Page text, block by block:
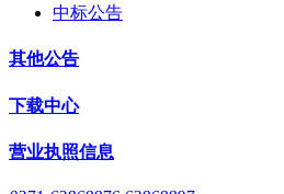
中标公告
其他公告
下载中心
营业执照信息